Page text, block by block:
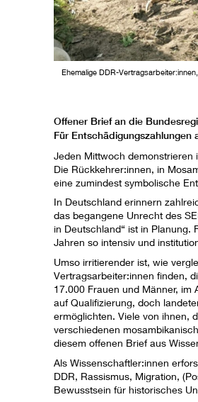
Ehemalige DDR-
Offener Brief an die
Für Entschädigungszahlungen
Jeden Mittwoch demonstrieren
Die Rückkehrer:innen, in
eine zumindest symbolische
In Deutschland erinnern
das begangene Unrecht des
in Deutschland“ ist in
Jahren so intensiv und
Umso irritierender ist, wie
Vertragsarbeiter:innen finden,
17.000 Frauen und Männer, im
auf Qualifizierung, doch
ermöglichten. Viele von ihnen,
verschiedenen
diesem offenen Brief aus
Als Wissenschaftler:innen
DDR, Rassismus, Migration,
Bewusstsein für historisches